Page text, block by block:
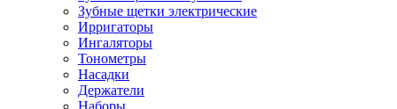
Зубные щетки электрические
Ирригаторы
Ингаляторы
Тонометры
Насадки
Держатели